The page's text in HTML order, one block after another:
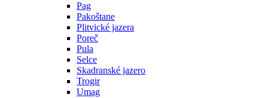
Pag
Pakoštane
Plitvické jazera
Poreč
Pula
Selce
Skadranské jazero
Trogir
Umag